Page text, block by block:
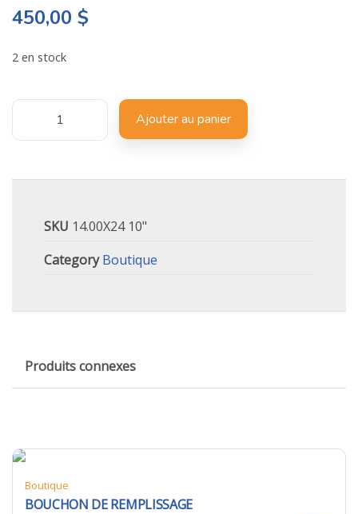
450,00 $
2 en stock
Ajouter au panier
SKU 14.00X24 10"
Category Boutique
Produits connexes
Boutique
BOUCHON DE REMPLISSAGE